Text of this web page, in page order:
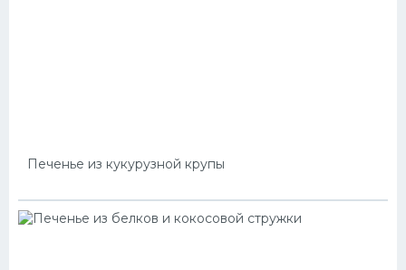
Печенье из кукурузной крупы